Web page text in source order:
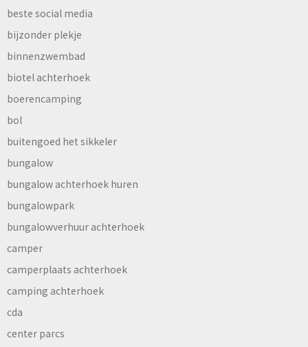
beste social media
bijzonder plekje
binnenzwembad
biotel achterhoek
boerencamping
bol
buitengoed het sikkeler
bungalow
bungalow achterhoek huren
bungalowpark
bungalowverhuur achterhoek
camper
camperplaats achterhoek
camping achterhoek
cda
center parcs